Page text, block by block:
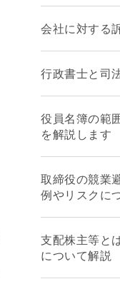
会社に対する
行政書士と司
役員名簿の範
を解説します
取締役の競業
例やリスクに
支配株主等と
について解説